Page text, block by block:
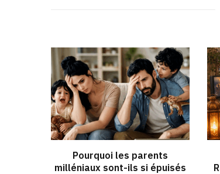
Pourquoi les parents
milléniaux sont-ils si épuisés